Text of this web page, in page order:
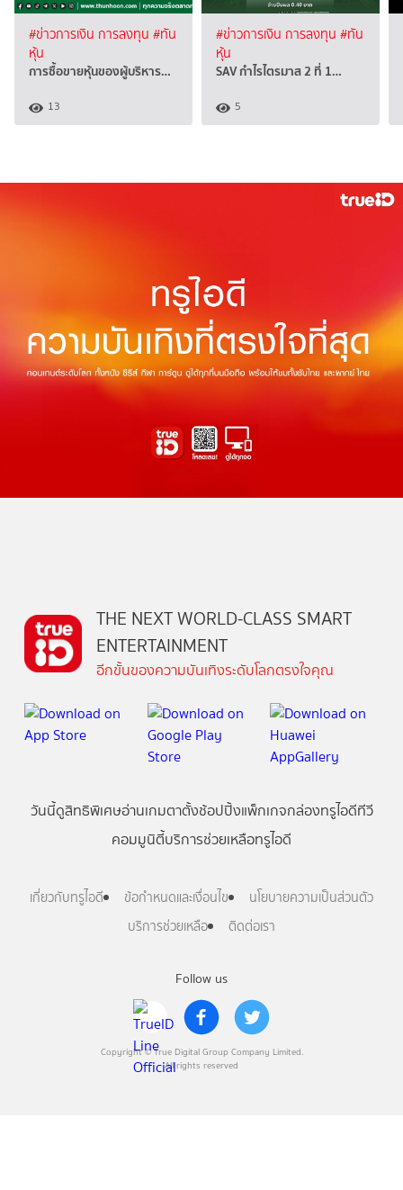
#ข่าวการเงิน การลงทุน #ทัน
หุ้น
การซื้อขายหุ้นของผู้บริหาร…
13
#ข่าวการเงิน การลงทุน #ทัน
หุ้น
SAV กำไรไตรมาส 2 ที่ 1…
5
Follow us
Copyright © True Digital Group Company Limited.
All rights reserved
THE NEXT WORLD-CLASS SMART
ENTERTAINMENT
อีกขั้นของความบันเทิงระดับโลกตรงใจคุณ
วันนี้ดูสิทธิพิเศษอ่านเกมตาตั้งช้อปปิ้งแพ็กเกจกล่องทรูไอดีทีวี
คอมมูนิตี้บริการช่วยเหลือทรูไอดี
เกี่ยวกับทรูไอดี ข้อกำหนดและเงื่อนไข
นโยบายความเป็นส่วนตัว
บริการช่วยเหลือ
ติดต่อเรา